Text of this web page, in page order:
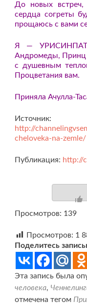
До новых встреч,
сердца согреты
прощаюсь с вами
Я —
Андромеды,
с душевным
Процветания вам.
Приняла Ачулла-
Источник:
http://
cheloveka-na-zemle/
Публикация: http://
Просмотров: 139
Просмотров: 1
Поделитесь
Эта запись была
человека,
отмечена тегом